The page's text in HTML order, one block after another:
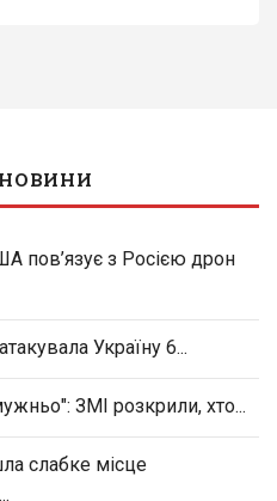
пов’язує з Росією дрон
Україну 6...
ЗМІ розкрили, хто...
слабке місце